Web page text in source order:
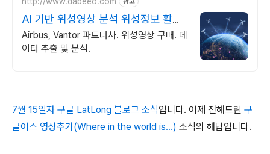
AI 기반 위성영상 분석 위성정보 활용
서비스 제공
Airbus, Vantor 파트너사. 위성영상 구매. 데
이터 추출 및 분석.
7월 15일자 구글 LatLong 블로그 소식입니다. 어제 전해드린 구
글어스 영상추가(Where in the world is...) 소식의 해답입니다.